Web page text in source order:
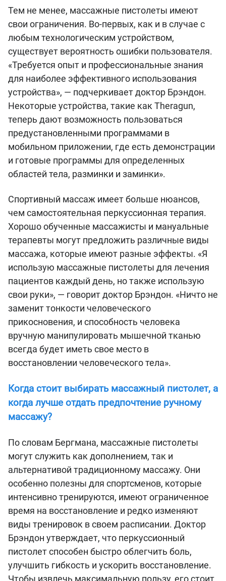
Тем не менее, массажные пистолеты имеют
свои ограничения. Во-первых, как и в случае с
любым технологическим устройством,
существует вероятность ошибки пользователя.
«Требуется опыт и профессиональные знания
для наиболее эффективного использования
устройства», — подчеркивает доктор Брэндон.
Некоторые устройства, такие как Theragun,
теперь дают возможность пользоваться
предустановленными программами в
мобильном приложении, где есть демонстрации
и готовые программы для определенных
областей тела, разминки и заминки».
Спортивный массаж имеет больше нюансов,
чем самостоятельная перкуссионная терапия.
Хорошо обученные массажисты и мануальные
терапевты могут предложить различные виды
массажа, которые имеют разные эффекты. «Я
использую массажные пистолеты для лечения
пациентов каждый день, но также использую
свои руки», — говорит доктор Брэндон. «Ничто не
заменит тонкости человеческого
прикосновения, и способность человека
вручную манипулировать мышечной тканью
всегда будет иметь свое место в
восстановлении человеческого тела».
Когда стоит выбирать массажный пистолет, а
когда лучше отдать предпочтение ручному
массажу?
По словам Бергмана, массажные пистолеты
могут служить как дополнением, так и
альтернативой традиционному массажу. Они
особенно полезны для спортсменов, которые
интенсивно тренируются, имеют ограниченное
время на восстановление и редко изменяют
виды тренировок в своем расписании. Доктор
Брэндон утверждает, что перкуссионный
пистолет способен быстро облегчить боль,
улучшить гибкость и ускорить восстановление.
Чтобы извлечь максимальную пользу, его стоит